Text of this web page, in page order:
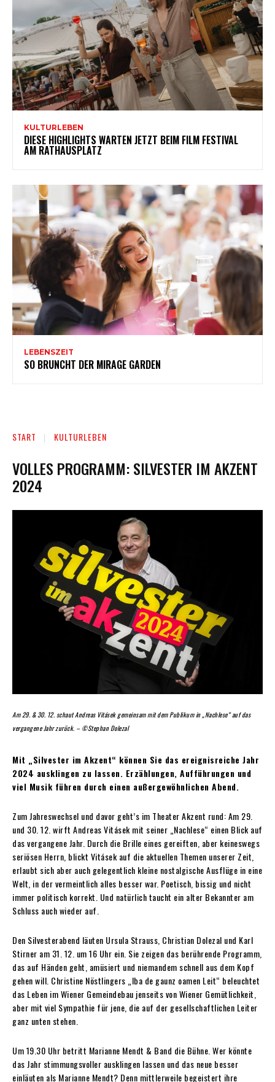
KULTURLEBEN
DIESE HIGHLIGHTS WARTEN JETZT BEIM FILM FESTIVAL
AM RATHAUSPLATZ
LEBENSZEIT
SO BRUNCHT DER MIRAGE GARDEN